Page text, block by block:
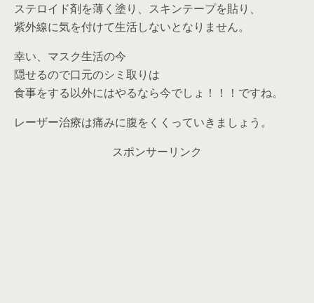
ステロイド剤を薄く塗り、スキンテープを貼り、
紫外線に気を付けて生活しないとなりません。
幸い、マスク生活の今
隠せるので口元のシミ取りは
食事をする以外にはやるなら今でしょ！！！ですね。
レーザー治療は痛みに腹をくくっていきましょう。
スポンサーリンク